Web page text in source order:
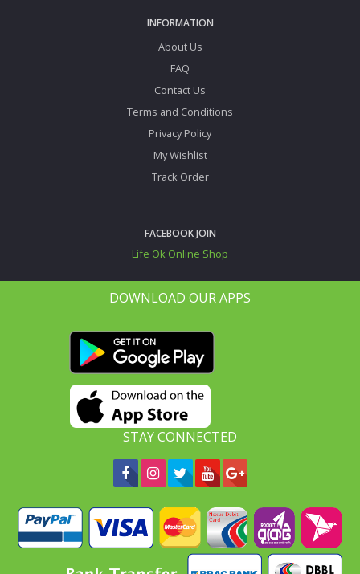
INFORMATION
About Us
FAQ
Contact Us
Terms and Conditions
Privacy Policy
My Wishlist
Track Order
FACEBOOK JOIN
Life Ok Online Shop
DOWNLOAD OUR APPS
STAY CONNECTED